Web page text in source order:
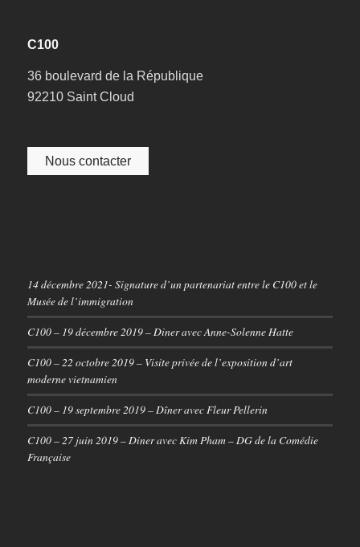
C100
36 boulevard de la République
92210 Saint Cloud
Nous contacter
14 décembre 2021- Signature d’un partenariat entre le C100 et le
Musée de l’immigration
C100 – 19 décembre 2019 – Diner avec Anne-Solenne Hatte
C100 – 22 octobre 2019 – Visite privée de l’exposition d’art
moderne vietnamien
C100 – 19 septembre 2019 – Dîner avec Fleur Pellerin
C100 – 27 juin 2019 – Diner avec Kim Pham – DG de la Comédie
Française